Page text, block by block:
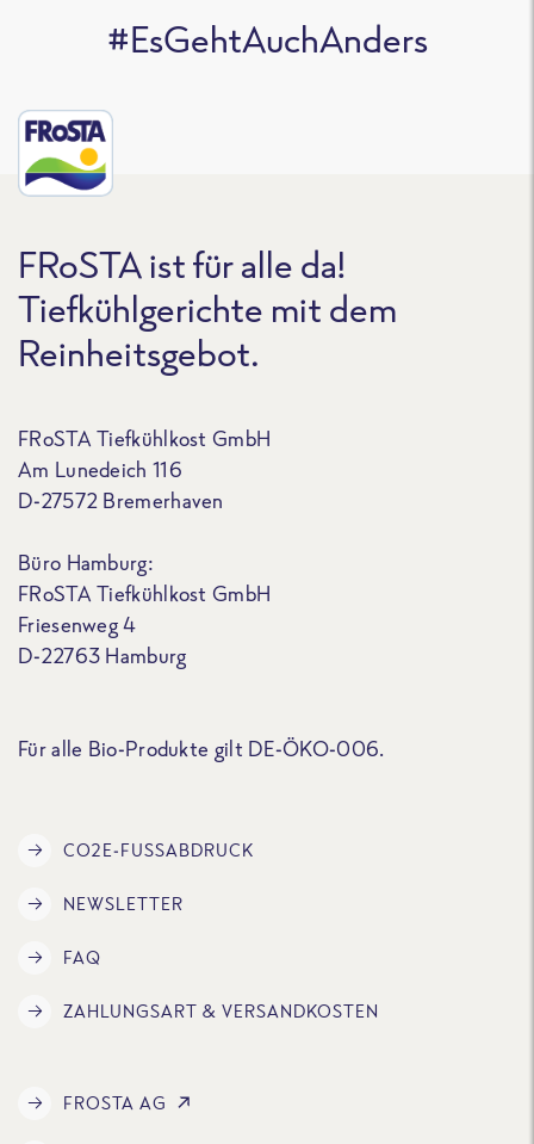
#EsGehtAuchAnders
FRoSTA ist für alle da!
Tiefkühlgerichte mit dem
Reinheitsgebot.
FRoSTA Tiefkühlkost GmbH
Am Lunedeich 116
D-27572 Bremerhaven
Büro Hamburg:
FRoSTA Tiefkühlkost GmbH
Friesenweg 4
D-22763 Hamburg
Für alle Bio-Produkte gilt DE-ÖKO-006.
CO2E-FUSSABDRUCK
NEWSLETTER
FAQ
ZAHLUNGSART & VERSANDKOSTEN
FROSTA AG